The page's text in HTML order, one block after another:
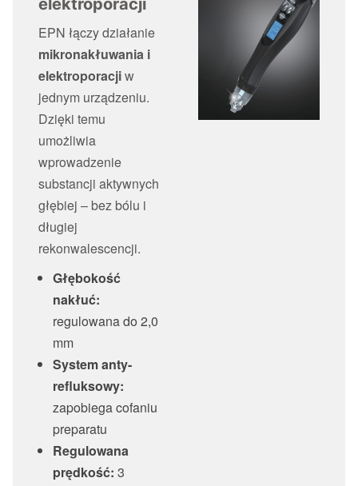
EPN łączy działanie
mikronakłuwania i
elektroporacjiw
jednym urządzeniu.
Dzięki temu
umożliwia
wprowadzenie
substancji aktywnych
głębiej – bez bólu i
długiej
rekonwalescencji.
Głębokość
nakłuć:
regulowana do 2,0
mm
System anty-
refluksowy:
zapobiega cofaniu
preparatu
Regulowana
prędkość: 3